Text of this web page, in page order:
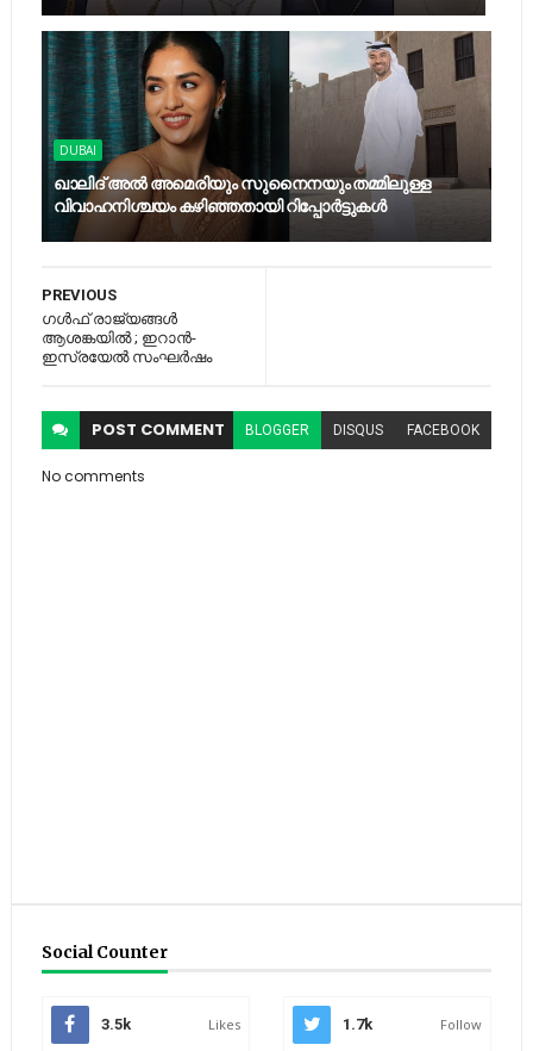
DUBAI
ഖാലിദ് അൽ അമെരിയും സുനൈനയും തമ്മിലുള്ള
വിവാഹനിശ്ചയം കഴിഞ്ഞതായി റിപ്പോർട്ടുകൾ
PREVIOUS
ഗൾഫ് രാജ്യങ്ങൾ
ആശങ്കയിൽ ; ഇറാന്‍-
ഇസ്രയേല്‍ സംഘര്‍ഷം
POST COMMENT BLOGGER DISQUS FACEBOOK
No comments
Social Counter
3.5k Likes 1.7k Follow